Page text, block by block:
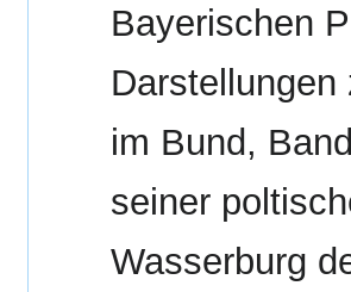
Bayerischen
im Bund,
seiner
Wasserburg